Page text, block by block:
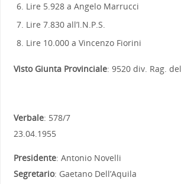
Lire 5.928 a Angelo Marrucci
Lire 7.830 all’I.N.P.S.
Lire 10.000 a Vincenzo Fiorini
Visto Giunta Provinciale: 9520 div. Rag.
Verbale: 578/
23.04.1955
Presidente: Antonio Novelli
Segretario: Gaetano Dell’Aquila